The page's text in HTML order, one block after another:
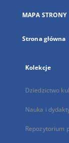
karcie
MAPA STRONY
Strona główna
Kolekcje
Dziedzictwo
Nauka i
Repozytorium